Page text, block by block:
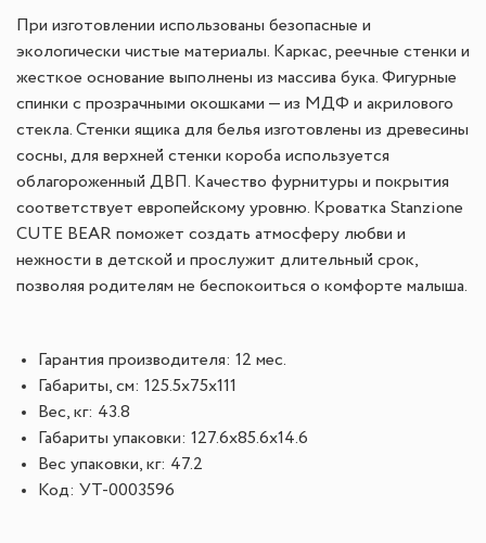
При изготовлении использованы безопасные и
экологически чистые материалы. Каркас, реечные стенки и
жесткое основание выполнены из массива бука. Фигурные
спинки с прозрачными окошками — из МДФ и акрилового
стекла. Стенки ящика для белья изготовлены из древесины
сосны, для верхней стенки короба используется
облагороженный ДВП. Качество фурнитуры и покрытия
соответствует европейскому уровню. Кроватка Stanzione
CUTE BEAR поможет создать атмосферу любви и
нежности в детской и прослужит длительный срок,
позволяя родителям не беспокоиться о комфорте малыша.
Гарантия производителя: 12 мес.
Габариты, см: 125.5x75x111
Вес, кг: 43.8
Габариты упаковки: 127.6x85.6x14.6
Вес упаковки, кг: 47.2
Код: УТ-0003596